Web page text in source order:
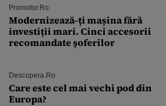
Promotor.ro
Modernizează-ți mașina fără
investiții mari. Cinci accesorii
recomandate șoferilor
Descopera.ro
Care este cel mai vechi pod din
Europa?